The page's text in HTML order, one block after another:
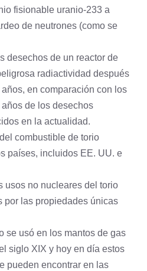
fisionable uranio-233 a
de neutrones (como se
desechos de un reactor de
radiactividad después
en comparación con los
de los desechos
en la actualidad.
combustible de torio
países, incluidos EE. UU. e
usos no nucleares del torio
​​por las propiedades únicas
se usó en los mantos de gas
siglo XIX y hoy en día estos
pueden encontrar en las